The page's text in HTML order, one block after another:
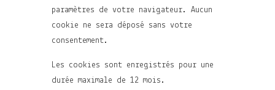
paramètres de votre navigateur. Aucun
cookie ne sera déposé sans votre
consentement.
Les cookies sont enregistrés pour une
durée maximale de 12 mois.